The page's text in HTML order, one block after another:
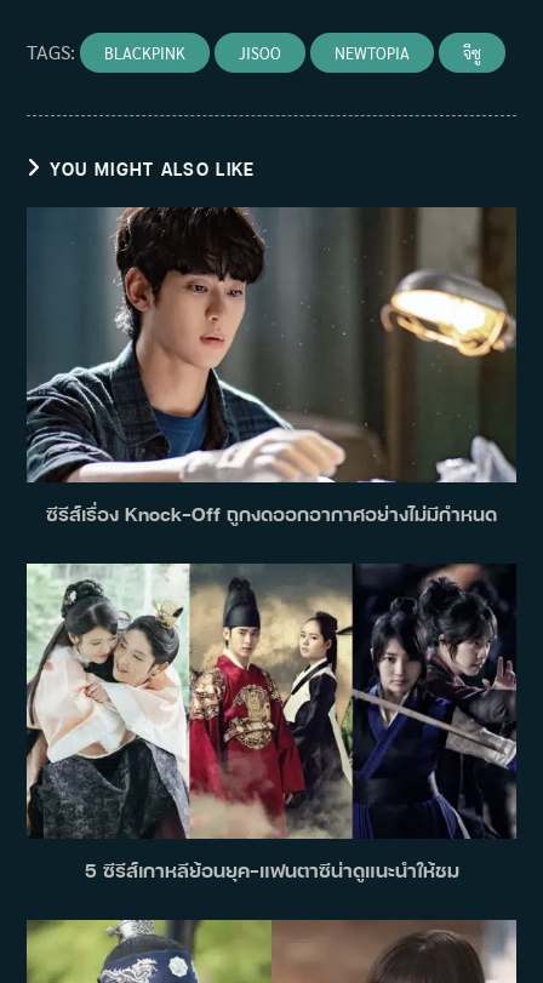
TAGS: BLACKPINK JISOO NEWTOPIA จีซู
YOU MIGHT ALSO LIKE
ซีรีส์เรื่อง Knock-Off ถูกงดออกอากาศอย่างไม่มีกำหนด
5 ซีรีส์เกาหลีย้อนยุค-แฟนตาซีน่าดูแนะนำให้ชม